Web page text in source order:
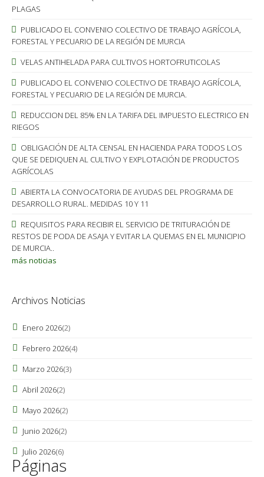
PLAGAS
PUBLICADO EL CONVENIO COLECTIVO DE TRABAJO AGRÍCOLA,
FORESTAL Y PECUARIO DE LA REGIÓN DE MURCIA
VELAS ANTIHELADA PARA CULTIVOS HORTOFRUTICOLAS
PUBLICADO EL CONVENIO COLECTIVO DE TRABAJO AGRÍCOLA,
FORESTAL Y PECUARIO DE LA REGIÓN DE MURCIA.
REDUCCION DEL 85% EN LA TARIFA DEL IMPUESTO ELECTRICO EN
RIEGOS
OBLIGACIÓN DE ALTA CENSAL EN HACIENDA PARA TODOS LOS
QUE SE DEDIQUEN AL CULTIVO Y EXPLOTACIÓN DE PRODUCTOS
AGRÍCOLAS
ABIERTA LA CONVOCATORIA DE AYUDAS DEL PROGRAMA DE
DESARROLLO RURAL. MEDIDAS 10 Y 11
REQUISITOS PARA RECIBIR EL SERVICIO DE TRITURACIÓN DE
RESTOS DE PODA DE ASAJA Y EVITAR LA QUEMAS EN EL MUNICIPIO
DE MURCIA..
más noticias
Archivos Noticias
Enero 2026(2)
Febrero 2026(4)
Marzo 2026(3)
Abril 2026(2)
Mayo 2026(2)
Junio 2026(2)
Julio 2026(6)
Páginas